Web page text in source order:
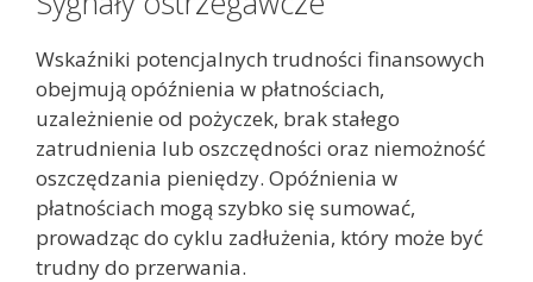
Wskaźniki potencjalnych trudności finansowych
obejmują opóźnienia w płatnościach,
uzależnienie od pożyczek, brak stałego
zatrudnienia lub oszczędności oraz niemożność
oszczędzania pieniędzy. Opóźnienia w
płatnościach mogą szybko się sumować,
prowadząc do cyklu zadłużenia, który może być
trudny do przerwania.